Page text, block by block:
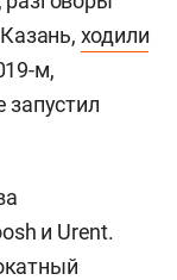
ходили
м,
запустил
и Urent.